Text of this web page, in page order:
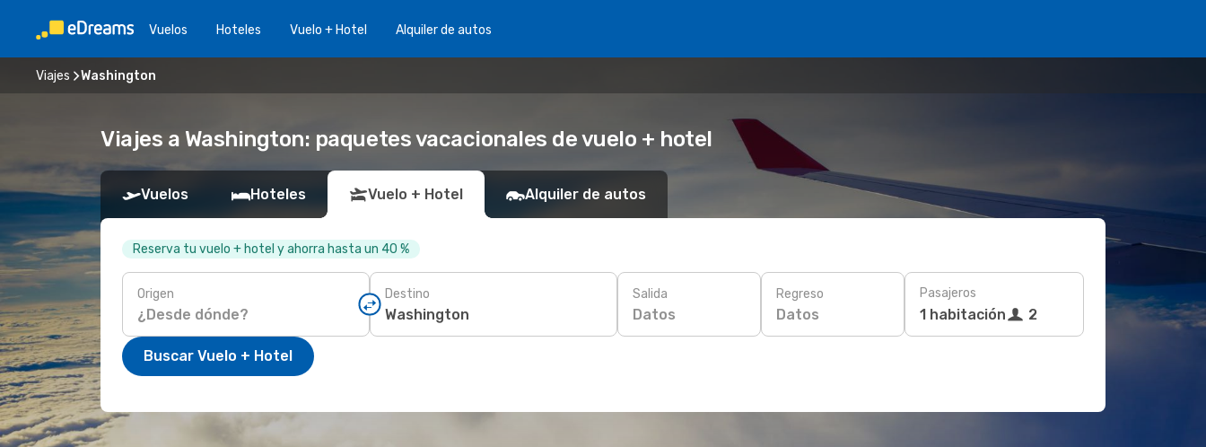
Vuelos Hoteles Vuelo + Hotel Alquiler de autos
Viajes Washington
Viajes a Washington: paquetes vacacionales de vuelo + hotel
Vuelos Hoteles Vuelo + Hotel Alquiler de autos
Reserva tu vuelo + hotel y ahorra hasta un 40 %
Origen Destino Salida
Datos
Regreso
Datos
Pasajeros
1 habitación 2
Buscar Vuelo + Hotel